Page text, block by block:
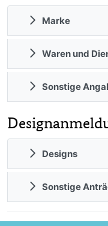
Marke
Waren und
Sonstige
Designs
Sonstige